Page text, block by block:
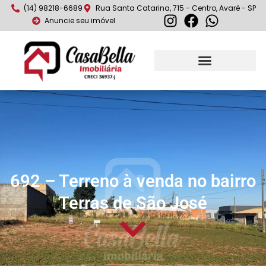
(14) 98218-6689
Rua Santa Catarina, 715 - Centro, Avaré - SP
Anuncie seu imóvel
692 – Terreno à venda no bairro
Terras de São José